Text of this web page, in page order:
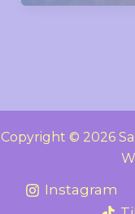
Copyright © 2026
Instagram